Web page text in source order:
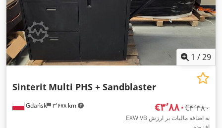
1 /29
Gdańsk ۳٬۶۷۸ km
Sinterit Multi PHS + Sandblaster
‎€۳٬۸۸۰ ‎€۴٬۳۸۰
EXW VB به اضافه مالیات بر ارزش